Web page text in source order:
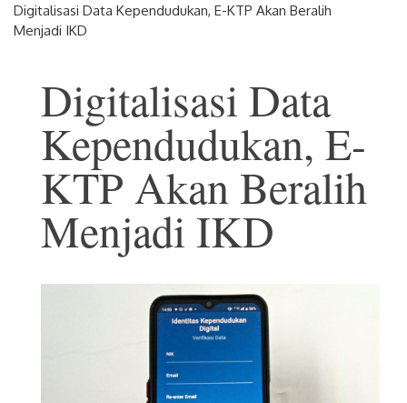
Digitalisasi Data Kependudukan, E-KTP Akan Beralih
Menjadi IKD
Digitalisasi Data
Kependudukan, E-
KTP Akan Beralih
Menjadi IKD